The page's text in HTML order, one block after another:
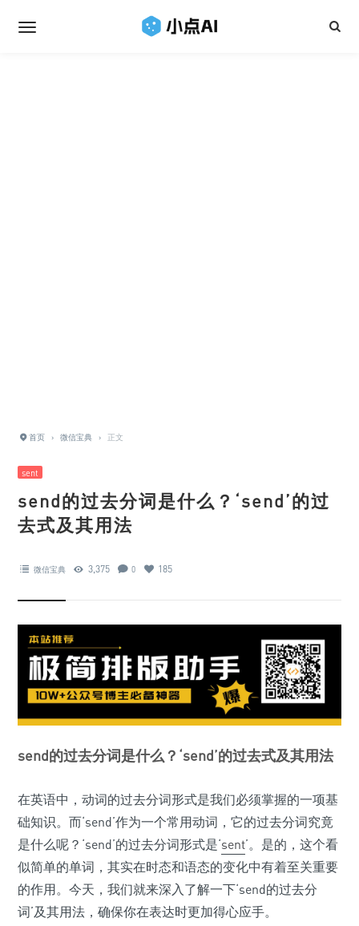
首页 › 微信宝典 › 正文
sent
send的过去分词是什么？‘send’的过
去式及其用法
微信宝典 3,375 0 185
send的过去分词是什么？‘send’的过去式及其用法
在英语中，动词的过去分词形式是我们必须掌握的一项基
础知识。而‘send’作为一个常用动词，它的过去分词究竟
是什么呢？‘send’的过去分词形式是‘sent’。是的，这个看
似简单的单词，其实在时态和语态的变化中有着至关重要
的作用。今天，我们就来深入了解一下‘send的过去分
词’及其用法，确保你在表达时更加得心应手。